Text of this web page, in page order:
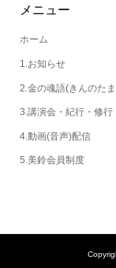
メニュー
ホーム
1.お知らせ
2.金の魂語(きんのた
3.講演会・紀行・修行
4.動画(音声)配信
5.美鈴会員制度